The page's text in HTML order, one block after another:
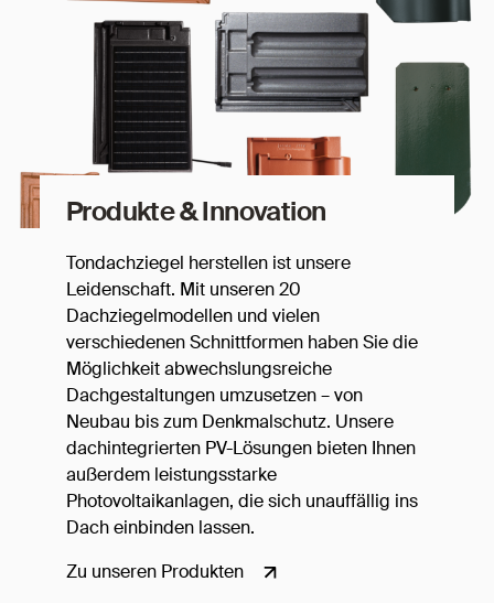
Produkte & Innovation
Tondachziegel herstellen ist unsere
Leidenschaft. Mit unseren 20
Dachziegelmodellen und vielen
verschiedenen Schnittformen haben Sie die
Möglichkeit abwechslungsreiche
Dachgestaltungen umzusetzen – von
Neubau bis zum Denkmalschutz. Unsere
dachintegrierten PV-Lösungen bieten Ihnen
außerdem leistungsstarke
Photovoltaikanlagen, die sich unauffällig ins
Dach einbinden lassen.
Zu unseren Produkten